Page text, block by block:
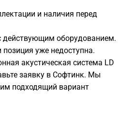
и наличия перед
действующим оборудованием.
уже недоступна.
акустическая система LD
заявку в Софтинк. Мы
подходящий вариант